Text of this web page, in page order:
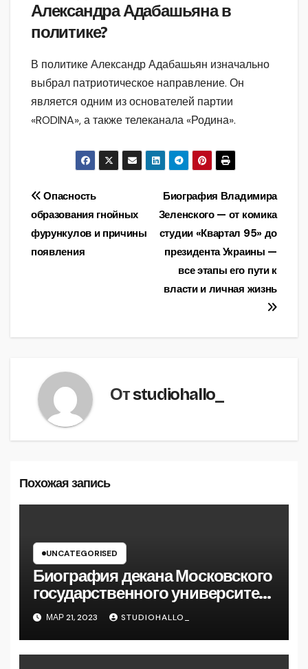
Александра Адабашьяна в
политике?
В политике Александр Адабашьян изначально
выбрал патриотическое направление. Он
является одним из основателей партии
«RODINA», а также телеканала «Родина».
Навигация
по
записям
Биография Владимира
Зеленского — от комика
студии «Квартал 95» до
президента Украины —
все этапы его пути к
власти и личная жизнь
Опасность
образования гнойных
фурункулов и причины
появления
Отstudiohallo_
Похожая запись
UNCATEGORISED
Биография декана Московского
государственного университета
Андрея Сидорова — от студента
до руководителя
МАР 21, 2023 STUDIOHALLO_